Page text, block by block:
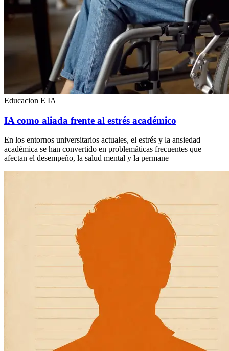
Educacion E IA
IA como aliada frente al estrés académico
En los entornos universitarios actuales, el estrés y la ansiedad
académica se han convertido en problemáticas frecuentes que
afectan el desempeño, la salud mental y la permane